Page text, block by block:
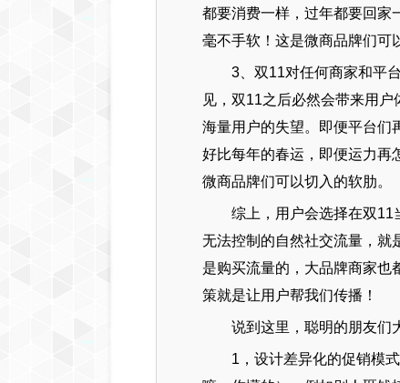
都要消费一样，过年都要回家
毫不手软！这是微商品牌们可
3、双11对任何商家和平
见，双11之后必然会带来用
海量用户的失望。即便平台们
好比每年的春运，即便运力再
微商品牌们可以切入的软肋。
综上，用户会选择在双11
无法控制的自然社交流量，就
是购买流量的，大品牌商家也
策就是让用户帮我们传播！
说到这里，聪明的朋友们
1，设计差异化的促销模